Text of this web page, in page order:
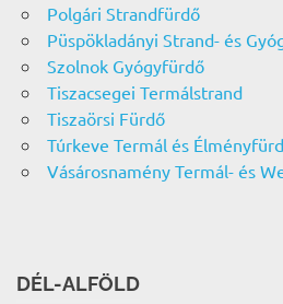
Polgári Strandfürdő
Püspökladányi Strand- és
Szolnok Gyógyfürdő
Tiszacsegei Termálstrand
Tiszaörsi Fürdő
Túrkeve Termál és
Vásárosnamény Termál- és
DÉL-ALFÖLD